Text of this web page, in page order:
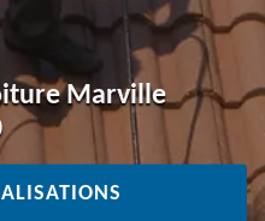
Marville